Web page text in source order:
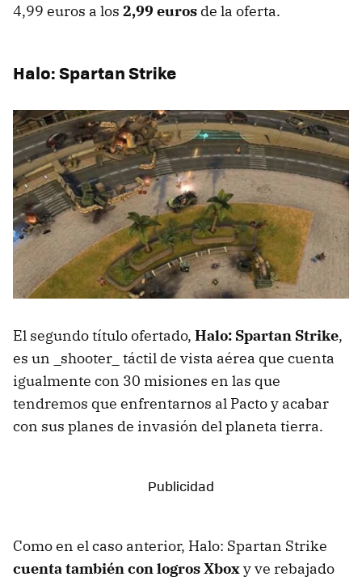
4,99 euros a los 2,99 euros de la oferta.
Halo: Spartan Strike
El segundo título ofertado, Halo: Spartan Strike,
es un _shooter_ táctil de vista aérea que cuenta
igualmente con 30 misiones en las que
tendremos que enfrentarnos al Pacto y acabar
con sus planes de invasión del planeta tierra.
Como en el caso anterior, Halo: Spartan Strike
cuenta también con logros Xboxy ve rebajado